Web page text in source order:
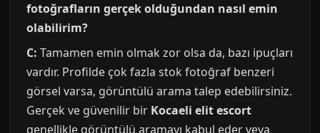
fotoğrafların gerçek olduğundan nasıl emin
olabilirim?
C: Tamamen emin olmak zor olsa da, bazı ipuçları
vardır. Profilde çok fazla stok fotoğraf benzeri
görsel varsa, görüntülü arama talep edebilirsiniz.
Gerçek ve güvenilir bir Kocaeli elit escort
genellikle görüntülü aramayı kabul eder veya